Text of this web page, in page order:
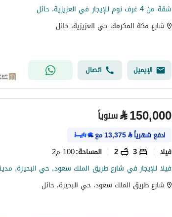
شقة من 4 غرف نوم للإيجار في العزيزية، حائل
شارع مكة المكرمة، حي العزيزية، حائل
الإيميل اتصال
⃁150,000 سنوياً
ادفع شهرياً⃁
13,375مع
فیلا 3
2 المساحة:100 م2
شارع طريق الملك سعود، حي البحيرة، حائل